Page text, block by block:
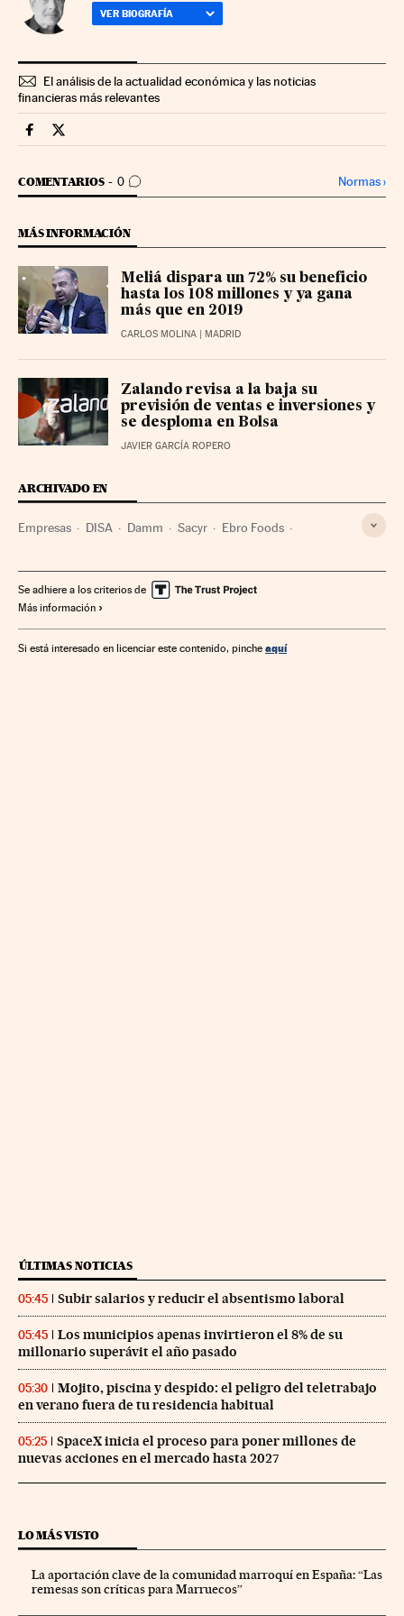
VER BIOGRAFÍA
El análisis de la actualidad económica y las noticias
financieras más relevantes
Companias Cinco Días en Facebook
Companias Cinco Días en Twitter
COMENTARIOS 0
IR A LOS COMENTARIOS Normas›
MÁS INFORMACIÓN
Meliá dispara un 72% su beneficio
hasta los 108 millones y ya gana
más que en 2019
CARLOS MOLINA | MADRID
Zalando revisa a la baja su
previsión de ventas e inversiones y
se desploma en Bolsa
JAVIER GARCÍA ROPERO
ARCHIVADO EN
Empresas DISA Damm Sacyr Ebro Foods
Se adhiere a los criterios de
Más información
Si está interesado en licenciar este contenido, pinche aquí
ÚLTIMAS NOTICIAS
05:45 Subir salarios y reducir el absentismo laboral
05:45
Los municipios apenas invirtieron el 8% de su
millonario superávit el año pasado
05:30
Mojito, piscina y despido: el peligro del teletrabajo
en verano fuera de tu residencia habitual
05:25
SpaceX inicia el proceso para poner millones de
nuevas acciones en el mercado hasta 2027
LO MÁS VISTO
La aportación clave de la comunidad marroquí en España: “Las
remesas son críticas para Marruecos”